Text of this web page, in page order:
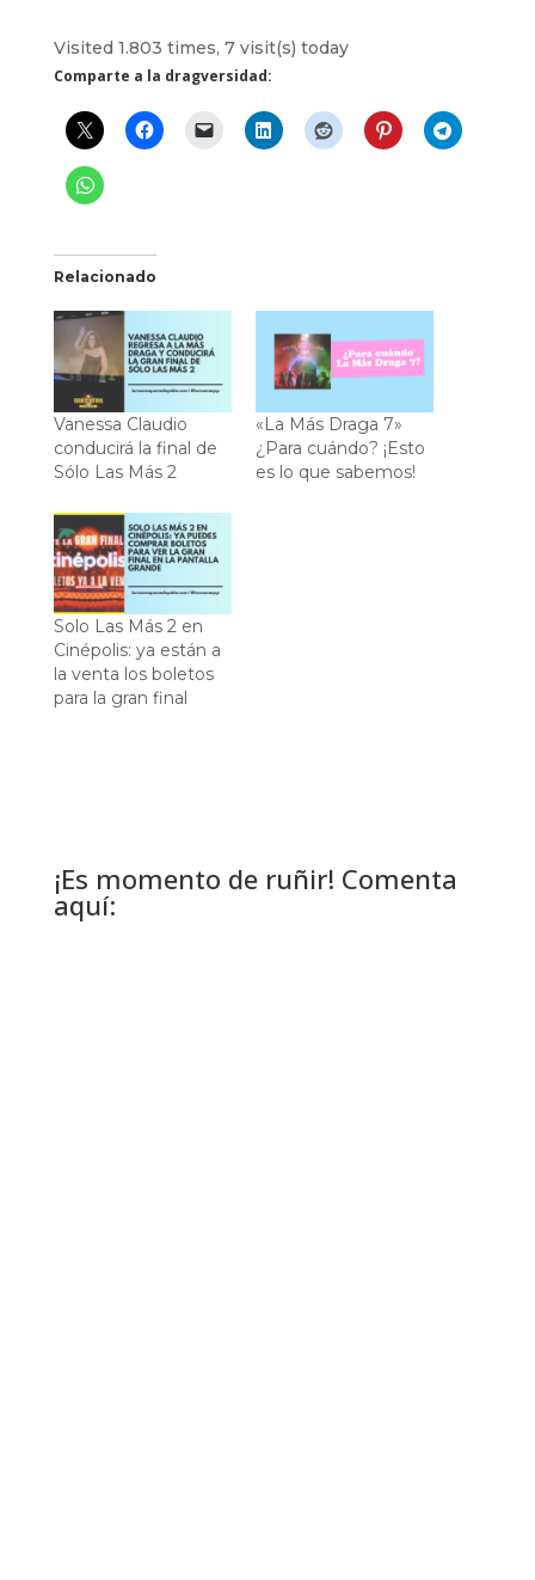
Visited 1.803 times, 7 visit(s) today
Comparte a la dragversidad:
Relacionado
Vanessa Claudio
conducirá la final de
Sólo Las Más 2
«La Más Draga 7»
¿Para cuándo? ¡Esto
es lo que sabemos!
Solo Las Más 2 en
Cinépolis: ya están a
la venta los boletos
para la gran final
¡Es momento de ruñir! Comenta
aquí: